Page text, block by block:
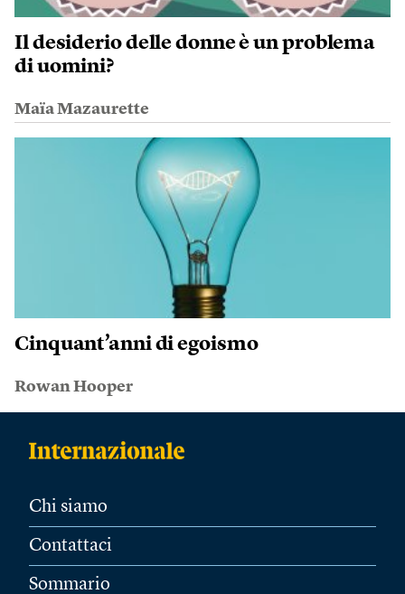
Il desiderio delle donne è un problema
di uomini?
Maïa Mazaurette
Cinquant’anni di egoismo
Rowan Hooper
Chi siamo
Contattaci
Sommario